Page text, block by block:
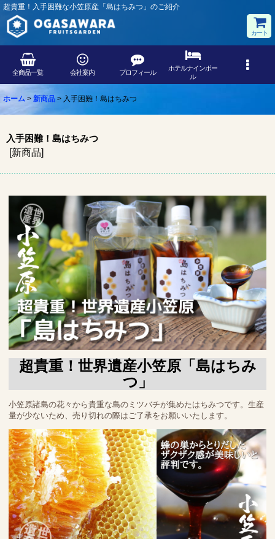
超貴重！入手困難な小笠原産「島はちみつ」のご紹介
カート
全商品一覧 会社案内 プロフィール
ホテルナインボー
ル
ホーム > 新商品 > 入手困難！島はちみつ
入手困難！島はちみつ
[新商品]
超貴重！世界遺産小笠原「島はちみ
つ」
小笠原諸島の花々から貴重な島のミツバチが集めたはちみつです。生産
量が少ないため、売り切れの際はご了承をお願いいたします。